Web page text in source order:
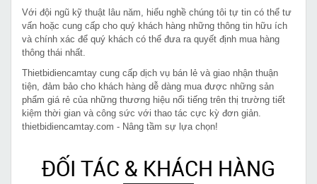
Với đội ngũ kỹ thuật lâu năm, hiểu nghề chúng tôi tự tin có thể tư
vấn hoặc cung cấp cho quý khách hàng những thông tin hữu ích
và chính xác để quý khách có thể đưa ra quyết định mua hàng
thông thái nhất.
Thietbidiencamtay cung cấp dịch vụ bán lẻ và giao nhận thuận
tiện, đảm bảo cho khách hàng dễ dàng mua được những sản
phẩm giá rẻ của những thương hiệu nổi tiếng trên thị trường tiết
kiệm thời gian và công sức với thao tác cực kỳ đơn giản.
thietbidiencamtay.com - Nâng tầm sự lựa chọn!
ĐỐI TÁC & KHÁCH HÀNG